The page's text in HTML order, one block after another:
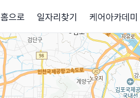
홈으로 일자리찾기 케어아카데미